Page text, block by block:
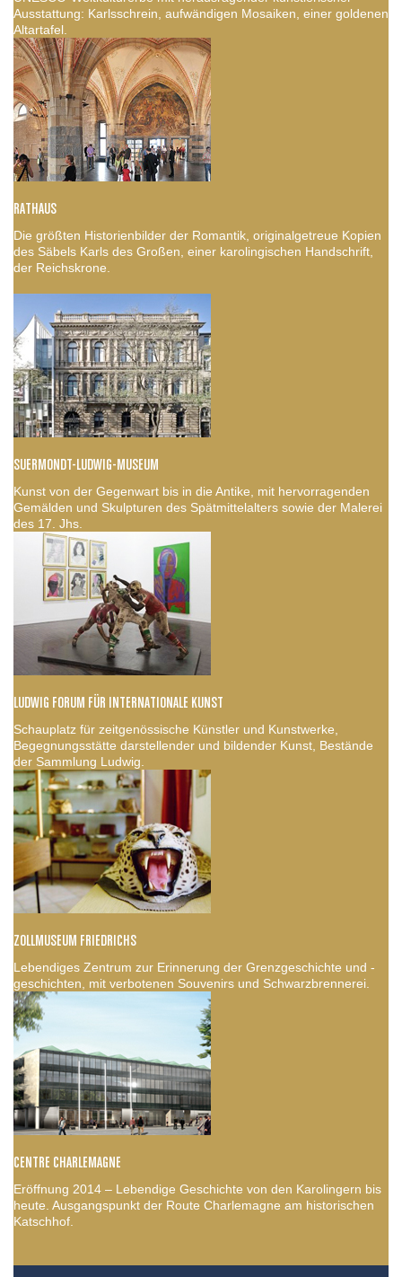
Ausstattung: Karlsschrein, aufwändigen Mosaiken, einer goldenen
Altartafel.
RATHAUS
Die größten Historienbilder der Romantik, originalgetreue Kopien
des Säbels Karls des Großen, einer karolingischen Handschrift,
der Reichskrone.
SUERMONDT-LUDWIG-MUSEUM
Kunst von der Gegenwart bis in die Antike, mit hervorragenden
Gemälden und Skulpturen des Spätmittelalters sowie der Malerei
des 17. Jhs.
LUDWIG FORUM FÜR INTERNATIONALE KUNST
Schauplatz für zeitgenössische Künstler und Kunstwerke,
Begegnungsstätte darstellender und bildender Kunst, Bestände
der Sammlung Ludwig.
ZOLLMUSEUM FRIEDRICHS
Lebendiges Zentrum zur Erinnerung der Grenzgeschichte und -
geschichten, mit verbotenen Souvenirs und Schwarzbrennerei.
CENTRE CHARLEMAGNE
Eröffnung 2014 – Lebendige Geschichte von den Karolingern bis
heute. Ausgangspunkt der Route Charlemagne am historischen
Katschhof.